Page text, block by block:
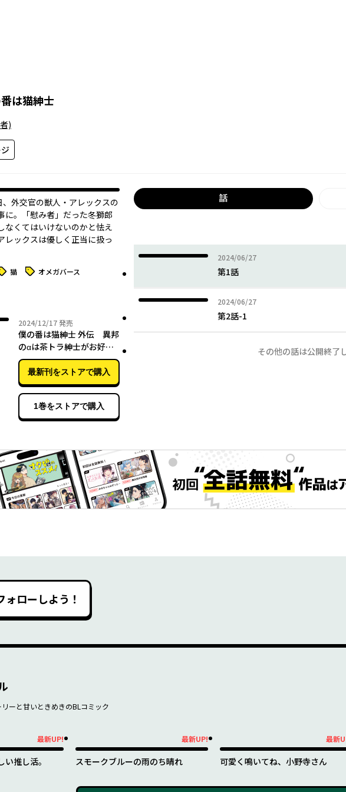
は猫紳士
)
外交官の獣人・アレックスの
に。「慰み者」だった冬獅郎
なくてはいけないのかと怯え
レックスは優しく正当に扱っ
グ 猫 タグ オメガバース
2024/12/172024年12月17日
発売
僕の番は猫紳士 外伝 異邦
のαは茶トラ紳士がお好き
【電子特典付き】
最新刊をストアで購入
1巻をストアで購入
話
2024/06/27
2024年06月27日
第1話
2024/06/27
2024年06月27日
第2話-1
その他の話は公開終了
ォローしよう！
ーと甘いときめきのBLコミック
最新UP!
推し活。
最新UP!
スモークブルーの雨のち晴れ
最新
可愛く鳴いてね、小野寺さん